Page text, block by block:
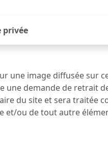
privée
une image diffusée sur
une demande de retrait
du site et sera traitée
et/ou de tout autre